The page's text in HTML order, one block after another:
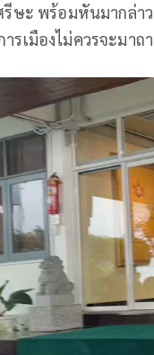
รีษะ พร้อมหันมากล่
รเมืองไม่ควรจะมา